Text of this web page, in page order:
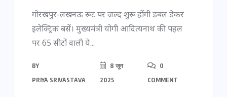
गोरखपुर-लखनऊ रूट पर जल्द शुरू होंगी डबल डेकर
इलेक्ट्रिक बसें। मुख्यमंत्री योगी आदित्यनाथ की पहल
पर 65 सीटों वाली ये...
BY
PRIYA SRIVASTAVA
8 जून
2025
0
COMMENT